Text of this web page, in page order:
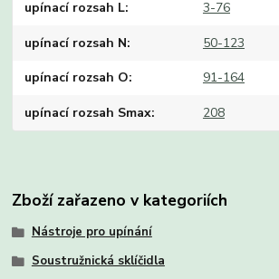
upínací rozsah L 3-76
upínací rozsah N 50-123
upínací rozsah O 91-164
upínací rozsah Smax 208
Zboží zařazeno v kategoriích
Nástroje pro upínání
Soustružnická sklíčidla